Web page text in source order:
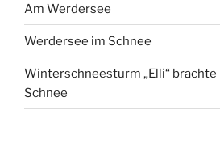
Am Werdersee
Werdersee im Schnee
Winterschneesturm „Elli“
Schnee